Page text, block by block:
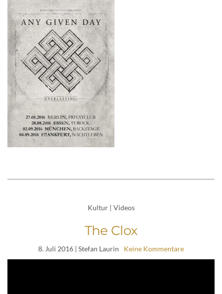
Kultur | Videos
The Clox
8. Juli 2016 | Stefan Laurin Keine Kommentare